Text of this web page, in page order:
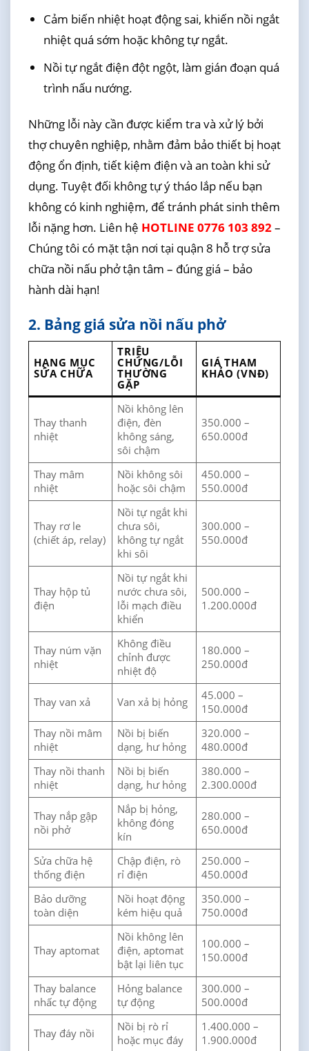
Cảm biến nhiệt hoạt động sai, khiến nồi ngắt
nhiệt quá sớm hoặc không tự ngắt.
Nồi tự ngắt điện đột ngột, làm gián đoạn quá
trình nấu nướng.
Những lỗi này cần được kiểm tra và xử lý bởi
thợ chuyên nghiệp, nhằm đảm bảo thiết bị hoạt
động ổn định, tiết kiệm điện và an toàn khi sử
dụng. Tuyệt đối không tự ý tháo lắp nếu bạn
không có kinh nghiệm, để tránh phát sinh thêm
lỗi nặng hơn. Liên hệ HOTLINE 0776 103 892–
Chúng tôi có mặt tận nơi tại quận 8 hỗ trợ sửa
chữa nồi nấu phở tận tâm – đúng giá – bảo
hành dài hạn!
2. Bảng giá sửa nồi nấu phở
HẠNG MỤC
SỬA CHỮA
TRIỆU
CHỨNG/LỖI
THƯỜNG
GẶP
GIÁ THAM
KHẢO (VNĐ)
Thay thanh
nhiệt
Nồi không lên
điện, đèn
không sáng,
sôi chậm
350.000 –
650.000đ
Thay mâm
nhiệt
Nồi không sôi
hoặc sôi chậm
450.000 –
550.000đ
Thay rơ le
(chiết áp, relay)
Nồi tự ngắt khi
chưa sôi,
không tự ngắt
khi sôi
300.000 –
550.000đ
Thay hộp tủ
điện
Nồi tự ngắt khi
nước chưa sôi,
lỗi mạch điều
khiển
500.000 –
1.200.000đ
Thay núm vặn
nhiệt
Không điều
chỉnh được
nhiệt độ
180.000 –
250.000đ
Thay van xả Van xả bị hỏng
45.000 –
150.000đ
Thay nồi mâm
nhiệt
Nồi bị biến
dạng, hư hỏng
320.000 –
480.000đ
Thay nồi thanh
nhiệt
Nồi bị biến
dạng, hư hỏng
380.000 –
2.300.000đ
Thay nắp gập
nồi phở
Nắp bị hỏng,
không đóng
kín
280.000 –
650.000đ
Sửa chữa hệ
thống điện
Chập điện, rò
rỉ điện
250.000 –
450.000đ
Bảo dưỡng
toàn diện
Nồi hoạt động
kém hiệu quả
350.000 –
750.000đ
Thay aptomat
Nồi không lên
điện, aptomat
bật lại liên tục
100.000 –
150.000đ
Thay balance
nhấc tự động
Hỏng balance
tự động
300.000 –
500.000đ
Thay đáy nồi
Nồi bị rò rỉ
hoặc mục đáy
1.400.000 –
1.900.000đ